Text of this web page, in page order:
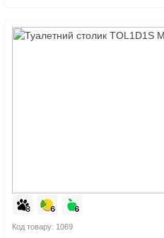
Код товару: 1069